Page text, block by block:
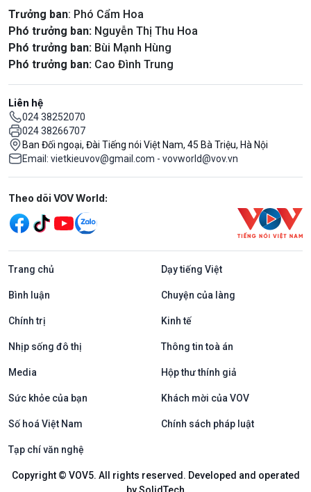
Trưởng ban: Phó Cẩm Hoa
Phó trưởng ban: Nguyễn Thị Thu Hoa
Phó trưởng ban: Bùi Mạnh Hùng
Phó trưởng ban: Cao Đình Trung
Liên hệ
024 38252070
024 38266707
Ban Đối ngoại, Đài Tiếng nói Việt Nam, 45 Bà Triệu, Hà Nội
Email: vietkieuvov@gmail.com - vovworld@vov.vn
Mạng xã hội
Theo dõi VOV World:
Trang chủ Dạy tiếng Việt
Bình luận Chuyện của làng
Chính trị Kinh tế
Nhịp sống đô thị Thông tin toà án
Media Hộp thư thính giả
Sức khỏe của bạn Khách mời của VOV
Số hoá Việt Nam Chính sách pháp luật
Tạp chí văn nghệ
Copyright © VOV5. All rights reserved. Developed and operated